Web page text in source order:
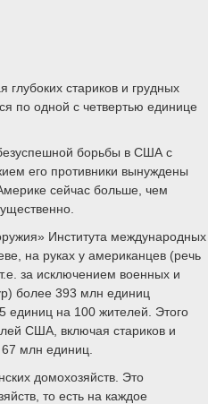
стариков и грудных
по одной с четвертью единице
борьбы в США с
его противники вынуждены
сейчас больше, чем
Института международных
на руках у американцев (речь
за исключением военных и
более 393 млн единиц
единиц на 100 жителей. Этого
США, включая стариков и
млн единиц.
домохозяйств. Это
то есть на каждое